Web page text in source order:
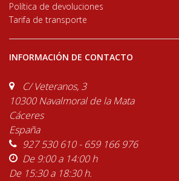
Política de devoluciones
Tarifa de transporte
INFORMACIÓN DE CONTACTO
C/ Veteranos, 3
10300 Navalmoral de la Mata
Cáceres
España
927 530 610 - 659 166 976
De 9:00 a 14:00 h
De 15:30 a 18:30 h.